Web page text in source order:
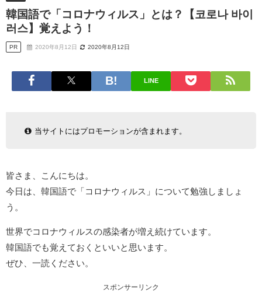
韓国語で「コロナウィルス」とは？【코로나 바이
러스】覚えよう！
PR 2020年8月12日 2020年8月12日
LINE
当サイトにはプロモーションが含まれます。
皆さま、こんにちは。
今日は、韓国語で「コロナウィルス」について勉強しましょ
う。
世界でコロナウィルスの感染者が増え続けています。
韓国語でも覚えておくといいと思います。
ぜひ、一読ください。
スポンサーリンク